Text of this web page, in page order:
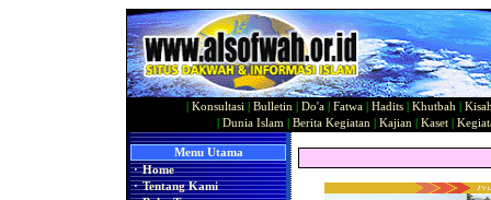
Konsultasi Bulletin Do'a Fatwa Hadits Khutbah
Dunia Islam Berita Kegiatan Kajian Kaset|
Menu Utama
· Home
· Tentang Kami